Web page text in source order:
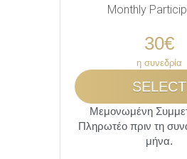
Monthly
30€
η συνεδρία
SELECT
Πληρωτέο πριν τη
μήνα.